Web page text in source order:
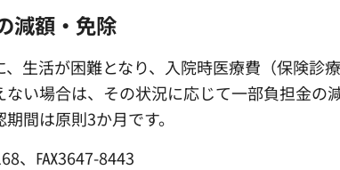
減額・免除
生活が困難となり、入院時医療費（保険診
ない場合は、その状況に応じて一部負担金の
間は原則3か月です。
、℻3647-8443